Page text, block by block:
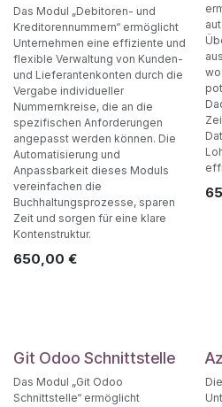
Das Modul „Debitoren- und
Kreditorennummern“ ermöglicht
Unternehmen eine effiziente und
flexible Verwaltung von Kunden-
und Lieferantenkonten durch die
Vergabe individueller
Nummernkreise, die an die
spezifischen Anforderungen
angepasst werden können. Die
Automatisierung und
Anpassbarkeit dieses Moduls
vereinfachen die
Buchhaltungsprozesse, sparen
Zeit und sorgen für eine klare
Kontenstruktur.
650,00 €
Git Odoo Schnittstelle
Das Modul „Git Odoo
Schnittstelle“ ermöglicht